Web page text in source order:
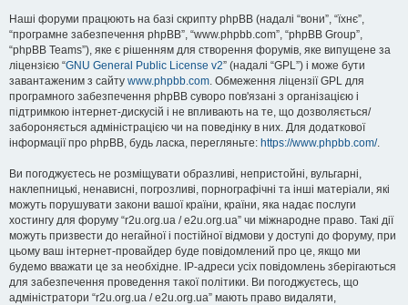
Наші форуми працюють на базі скрипту phpBB (надалі “вони”, “їхнє”,
“програмне забезпечення phpBB”, “www.phpbb.com”, “phpBB Group”,
“phpBB Teams”), яке є рішенням для створення форумів, яке випущене за
ліцензією “GNU General Public License v2” (надалі “GPL”) і може бути
завантаженим з сайту www.phpbb.com. Обмеження ліцензії GPL для
програмного забезпечення phpBB суворо пов'язані з організацією і
підтримкою інтернет-дискусій і не впливають на те, що дозволяється/
забороняється адміністрацією чи на поведінку в них. Для додаткової
інформації про phpBB, будь ласка, перегляньте: https://www.phpbb.com/.
Ви погоджуєтесь не розміщувати образливі, непристойні, вульгарні,
наклепницькі, ненависні, погрозливі, порнографічні та інші матеріали, які
можуть порушувати закони вашої країни, країни, яка надає послуги
хостингу для форуму “r2u.org.ua / e2u.org.ua” чи міжнародне право. Такі дії
можуть призвести до негайної і постійної відмови у доступі до форуму, при
цьому ваш інтернет-провайдер буде повідомлений про це, якщо ми
будемо вважати це за необхідне. IP-адреси усіх повідомлень зберігаються
для забезпечення проведення такої політики. Ви погоджуєтесь, що
адміністратори “r2u.org.ua / e2u.org.ua” мають право видаляти,